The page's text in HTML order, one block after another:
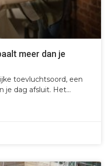
meer dan je
toevluchtsoord, een
je dag afsluit. Het